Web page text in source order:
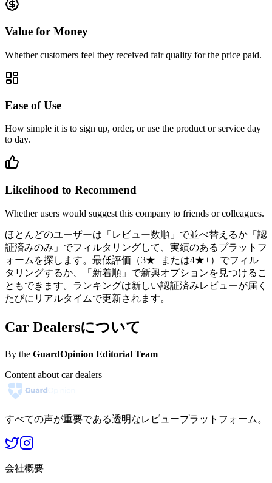
Value for Money
Whether customers feel they received fair quality for the price paid.
Ease of Use
How simple it is to sign up, order, or use the product or service day
to day.
Likelihood to Recommend
Whether users would suggest this company to friends or colleagues.
ほとんどのユーザーは「レビュー数順」で並べ替えるか「認
証済みのみ」でフィルタリングして、実績のあるプラットフ
ォームを探します。最低評価（3★+または4★+）でフィル
タリングするか、「新着順」で新興オプションを見つけるこ
ともできます。ランキングは新しい認証済みレビューが届く
たびにリアルタイムで更新されます。
Car Dealersについて
By the GuardOpinion Editorial Team
Content about car dealers
すべての声が重要である透明なレビュープラットフォーム。
会社概要